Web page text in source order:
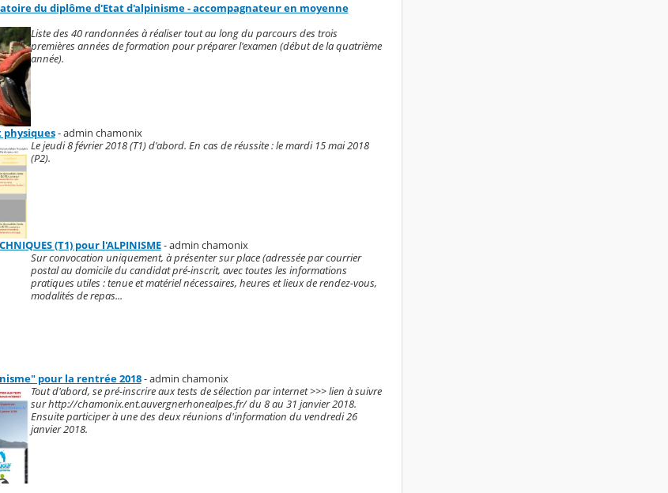
du diplôme d'Etat d'alpinisme - accompagnateur en moyenne
Liste des 40 randonnées à réaliser tout au long du parcours des trois
premières années de formation pour préparer l'examen (début de la quatrième
année).
- admin chamonix
Le jeudi 8 février 2018 (T1) d'abord. En cas de réussite : le mardi 15 mai 2018
(P2).
(T1) pour l'ALPINISME- admin chamonix
Sur convocation uniquement, à présenter sur place (adressée par courrier
postal au domicile du candidat pré-inscrit, avec toutes les informations
pratiques utiles : tenue et matériel nécessaires, heures et lieux de rendez-vous,
modalités de repas...
pour la rentrée 2018- admin chamonix
Tout d'abord, se pré-inscrire aux tests de sélection par internet >>> lien à suivre
sur http://chamonix.ent.auvergnerhonealpes.fr/ du 8 au 31 janvier 2018.
Ensuite participer à une des deux réunions d'information du vendredi 26
janvier 2018.